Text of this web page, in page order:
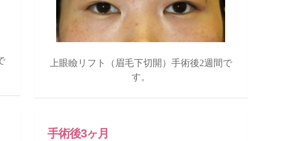
上眼瞼リフト（眉毛下切開）手術後2週間で
す。
手術後3ヶ月